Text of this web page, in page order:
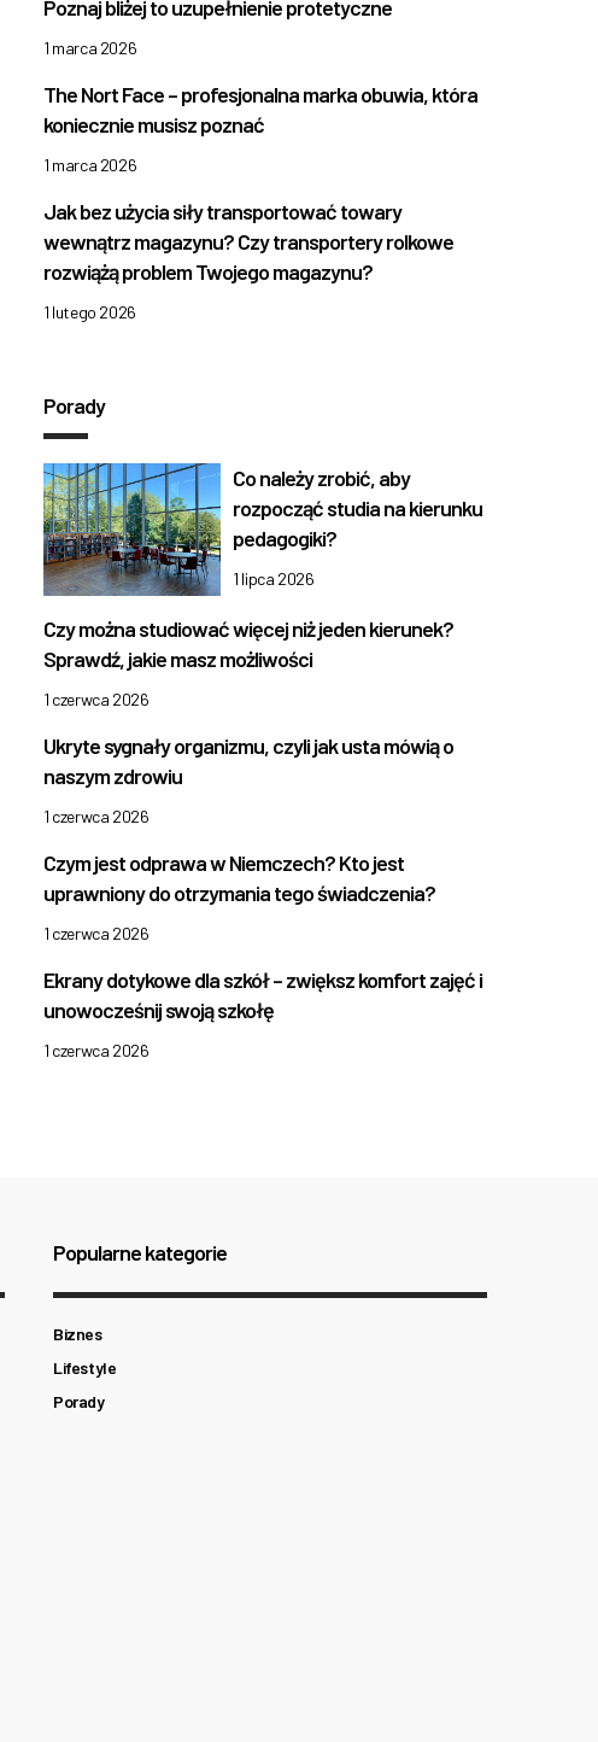
Poznaj bliżej to uzupełnienie protetyczne
1 marca 2026
The Nort Face – profesjonalna marka obuwia, która
koniecznie musisz poznać
1 marca 2026
Jak bez użycia siły transportować towary
wewnątrz magazynu? Czy transportery rolkowe
rozwiążą problem Twojego magazynu?
1 lutego 2026
Porady
Co należy zrobić, aby
rozpocząć studia na kierunku
pedagogiki?
1 lipca 2026
Czy można studiować więcej niż jeden kierunek?
Sprawdź, jakie masz możliwości
1 czerwca 2026
Ukryte sygnały organizmu, czyli jak usta mówią o
naszym zdrowiu
1 czerwca 2026
Czym jest odprawa w Niemczech? Kto jest
uprawniony do otrzymania tego świadczenia?
1 czerwca 2026
Ekrany dotykowe dla szkół – zwiększ komfort zajęć i
unowocześnij swoją szkołę
1 czerwca 2026
Popularne kategorie
Biznes
Lifestyle
Porady